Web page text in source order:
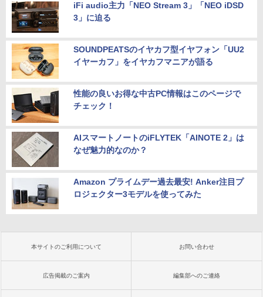
iFi audio主力「NEO Stream 3」「NEO iDSD
3」に迫る
SOUNDPEATSのイヤカフ型イヤフォン「UU2
イヤーカフ」をイヤカフマニアが語る
性能の良いお得な中古PC情報はこのページで
チェック！
AIスマートノートのiFLYTEK「AINOTE 2」は
なぜ魅力的なのか？
Amazon プライムデー過去最安! Anker注目プ
ロジェクター3モデルを使ってみた
本サイトのご利用について お問い合わせ
広告掲載のご案内 編集部へのご連絡